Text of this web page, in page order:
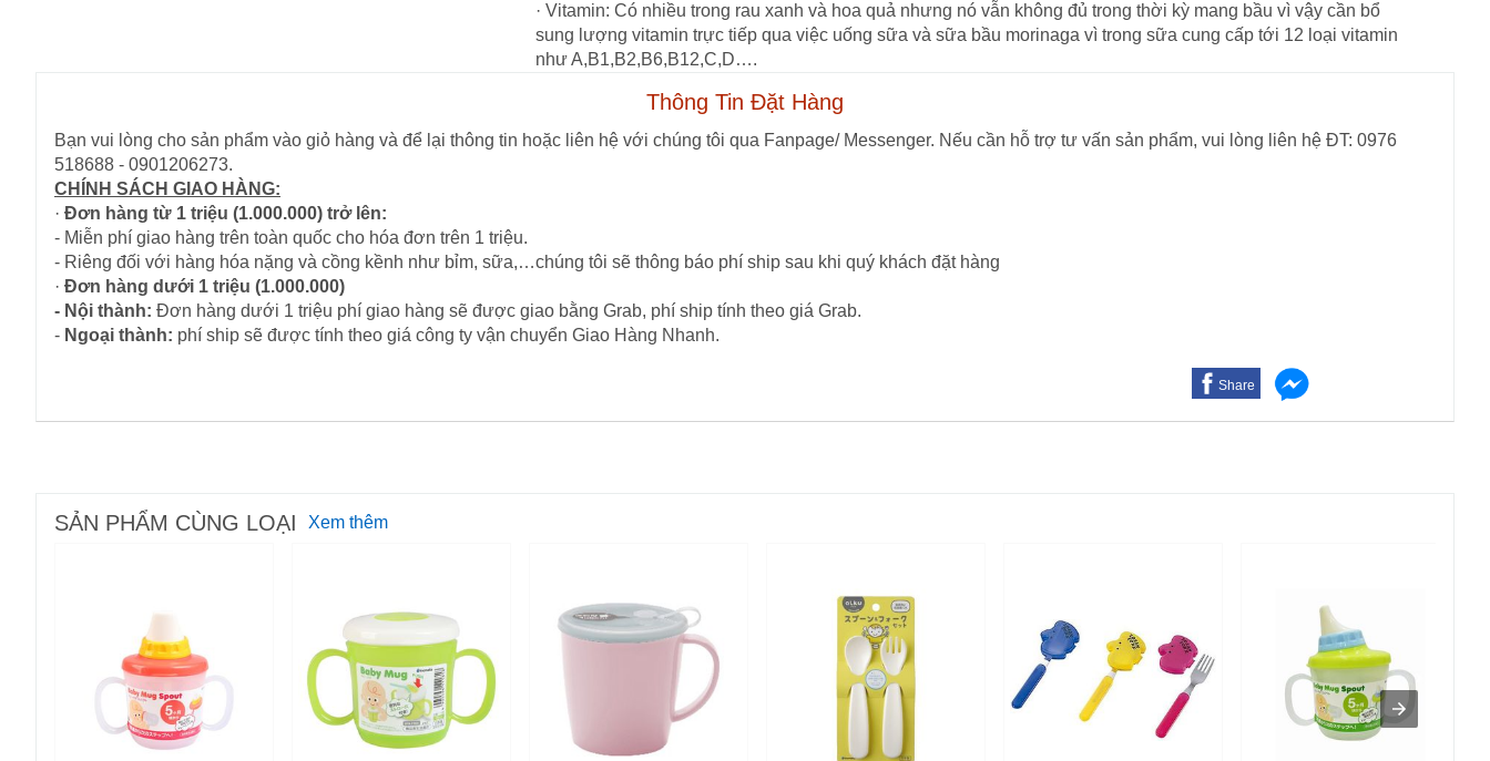
· Vitamin: Có nhiều trong rau xanh và hoa quả nhưng nó vẫn không đủ trong thời kỳ mang bầu vì vậy cần bổ
sung lượng vitamin trực tiếp qua việc uống sữa và sữa bầu morinaga vì trong sữa cung cấp tới 12 loại vitamin
như A,B1,B2,B6,B12,C,D….
Thông Tin Đặt Hàng
Bạn vui lòng cho sản phẩm vào giỏ hàng và để lại thông tin hoặc liên hệ với chúng tôi qua Fanpage/ Messenger. Nếu cần hỗ trợ tư vấn sản phẩm, vui lòng liên hệ ĐT: 0976
518688 - 0901206273.
CHÍNH SÁCH GIAO HÀNG:
· Đơn hàng từ 1 triệu (1.000.000) trở lên:
- Miễn phí giao hàng trên toàn quốc cho hóa đơn trên 1 triệu.
- Riêng đối với hàng hóa nặng và cồng kềnh như bỉm, sữa,…chúng tôi sẽ thông báo phí ship sau khi quý khách đặt hàng
· Đơn hàng dưới 1 triệu (1.000.000)
- Nội thành: Đơn hàng dưới 1 triệu phí giao hàng sẽ được giao bằng Grab, phí ship tính theo giá Grab.
- Ngoại thành: phí ship sẽ được tính theo giá công ty vận chuyển Giao Hàng Nhanh.
Share
SẢN PHẨM CÙNG LOẠI Xem thêm